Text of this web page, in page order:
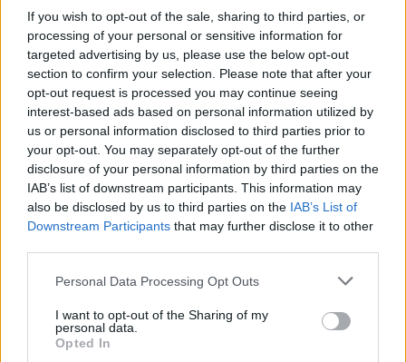
If you wish to opt-out of the sale, sharing to third parties, or
processing of your personal or sensitive information for
targeted advertising by us, please use the below opt-out
section to confirm your selection. Please note that after your
opt-out request is processed you may continue seeing
interest-based ads based on personal information utilized by
us or personal information disclosed to third parties prior to
your opt-out. You may separately opt-out of the further
disclosure of your personal information by third parties on the
IAB’s list of downstream participants. This information may
also be disclosed by us to third parties on the IAB’s List of
Downstream Participants that may further disclose it to other
Personal Data Processing Opt Outs
I want to opt-out of the Sharing of my
personal data.
Opted In
Commenti
Accedioregistratiper commentare questo
L'email è richiesta ma non verrà mostrata ai visitatori. Il contenuto di questo
di VareseNews.it, che rimane autonoma e indipendente. I messaggi inclusi nei
commenti non sono testi giornalistici, ma post inviati dai singoli lettori che
possono essere automaticamente pubblicati senza filtro preventivo. I commenti
che includano uno o più link a siti esterni verranno rimossi in automatico dal